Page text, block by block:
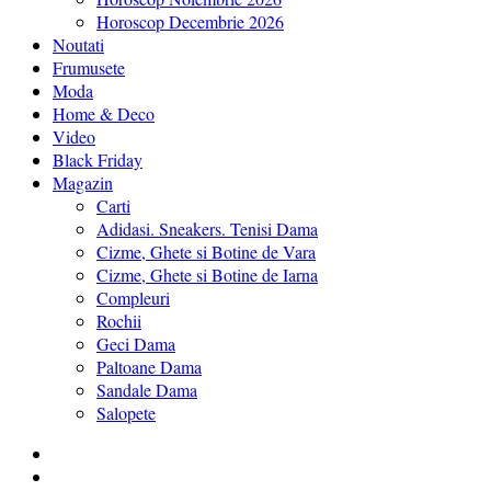
Horoscop Decembrie 2026
Noutati
Frumusete
Moda
Home & Deco
Video
Black Friday
Magazin
Carti
Adidasi. Sneakers. Tenisi Dama
Cizme, Ghete si Botine de Vara
Cizme, Ghete si Botine de Iarna
Compleuri
Rochii
Geci Dama
Paltoane Dama
Sandale Dama
Salopete